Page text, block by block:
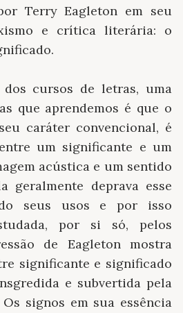
Terry Eagleton em seu
e crítica literária: o
dos cursos de letras, uma
que aprendemos é que o
caráter convencional, é
um significante e um
acústica e um sentido
geralmente deprava esse
seus usos e por isso
por si só, pelos
de Eagleton mostra
significante e significado
e subvertida pela
signos em sua essência